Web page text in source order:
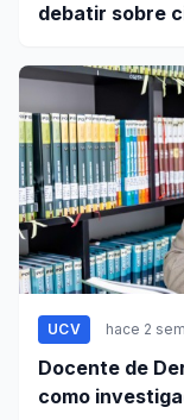
debatir sobre
UCV hace 2
Docente de
como